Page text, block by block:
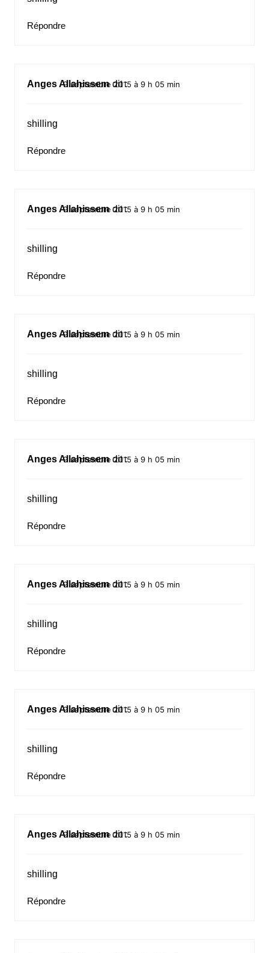
Répondre
Anges Allahissem dit :
9 septembre 2015 à 9 h 05 min
shilling
Répondre
Anges Allahissem dit :
9 septembre 2015 à 9 h 05 min
shilling
Répondre
Anges Allahissem dit :
9 septembre 2015 à 9 h 05 min
shilling
Répondre
Anges Allahissem dit :
9 septembre 2015 à 9 h 05 min
shilling
Répondre
Anges Allahissem dit :
9 septembre 2015 à 9 h 05 min
shilling
Répondre
Anges Allahissem dit :
9 septembre 2015 à 9 h 05 min
shilling
Répondre
Anges Allahissem dit :
9 septembre 2015 à 9 h 05 min
shilling
Répondre